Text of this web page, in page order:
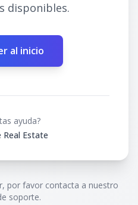
disponibles.
al inicio
ayuda?
Real Estate
por favor contacta a nuestro
soporte.